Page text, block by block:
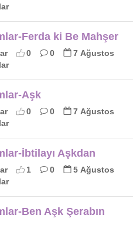
Ferda ki Be Mahşer
0 0
7 Ağustos
Aşk
0 0
7 Ağustos
İbtilayı Aşkdan
1 0
5 Ağustos
Ben Aşk Şerabın